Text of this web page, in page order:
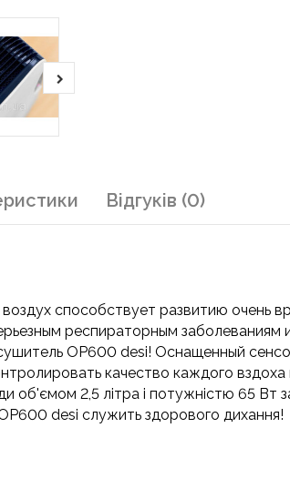
Відгуків (0)
способствует развитию очень
респираторным заболеваниям
OP600 desi! Оснащенный
качество каждого
2,5 літра і потужністю 65 Вт
desi служить здорового дихання!